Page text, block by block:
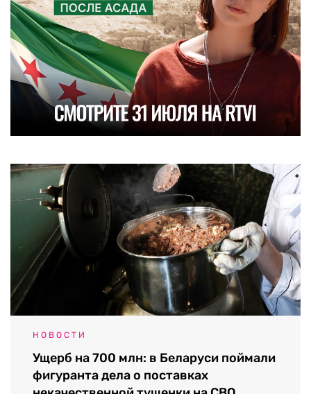
НОВОСТИ
Ущерб на 700 млн: в Беларуси поймали
фигуранта дела о поставках